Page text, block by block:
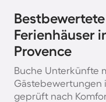
Ferienhäuser
Provence
Buche Unterkünfte
Gästebewertungen
geprüft nach